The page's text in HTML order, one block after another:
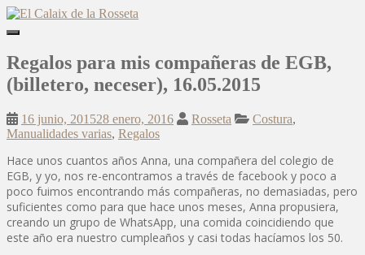
Skip
to
content
Toggle
Regalos para mis compañeras de EGB,
(billetero, neceser), 16.05.2015
16 junio, 201528 enero, 2016 Rosseta Costura,
Manualidades varias, Regalos
Hace unos cuantos años Anna, una compañera del colegio de
EGB, y yo, nos re-encontramos a través de facebook y poco a
poco fuimos encontrando más compañeras, no demasiadas, pero
suficientes como para que hace unos meses, Anna propusiera,
creando un grupo de WhatsApp, una comida coincidiendo que
este año era nuestro cumpleaños y casi todas hacíamos los 50.